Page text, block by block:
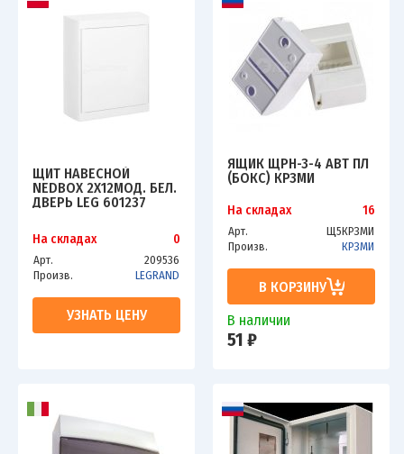
ЩИТ НАВЕСНОЙ
NEDBOX 2Х12МОД. БЕЛ.
ДВЕРЬ LEG 601237
На складах 0
Арт.
209536
Произв.
LEGRAND
УЗНАТЬ ЦЕНУ
ЯЩИК ЩРН-3-4 АВТ ПЛ
(БОКС) КРЗМИ
На складах 16
Арт.
Щ5КРЗМИ
Произв.
КРЗМИ
В КОРЗИНУ
В наличии
51 ₽